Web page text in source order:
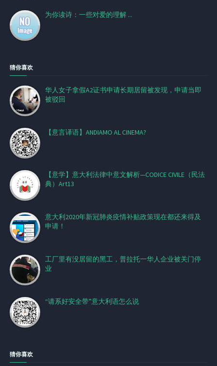
为你读诗：一些对爱的理解 ...
猜你喜欢
华人女子拿假A2证书申请长期居留被发现，申请当即
被驳回
【意言译语】ANDIAMO AL CINEMA?
【意学】意大利法律中意文解析—CODICE CIVILE（民法
典）Art13
意大利2020年新冠肺炎疫情补贴政策现在都还来得及
申请！
工厂里有没居留的黑工，普拉托一华人企业被关门停
业
“请系好安全带”意大利语怎么说
猜你喜欢